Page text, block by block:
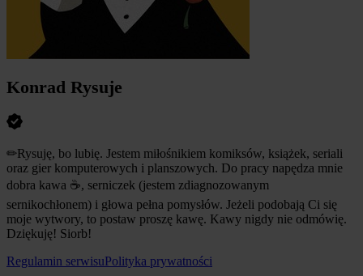
Konrad Rysuje
✏Rysuję, bo lubię. Jestem miłośnikiem komiksów, książek, seriali
oraz gier komputerowych i planszowych. Do pracy napędza mnie
dobra kawa ☕, serniczek (jestem zdiagnozowanym
sernikochłonem) i głowa pełna pomysłów. Jeżeli podobają Ci się
moje wytwory, to postaw proszę kawę. Kawy nigdy nie odmówię.
Dziękuję! Siorb!
Regulamin serwisuPolityka prywatności